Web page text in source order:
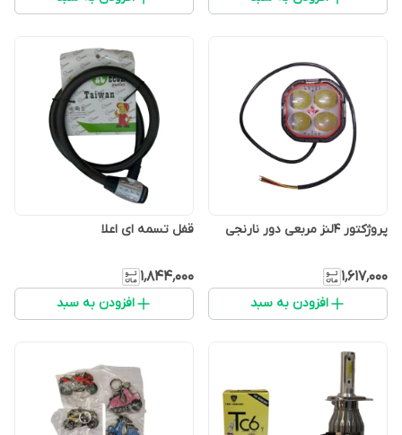
پروژکتور 4لنز مربعی دور نارنجی
۱٬۶۱۷٬۰۰۰
افزودن به سبد
قفل تسمه ای اعلا
۱٬۸۴۴٬۰۰۰
افزودن به سبد